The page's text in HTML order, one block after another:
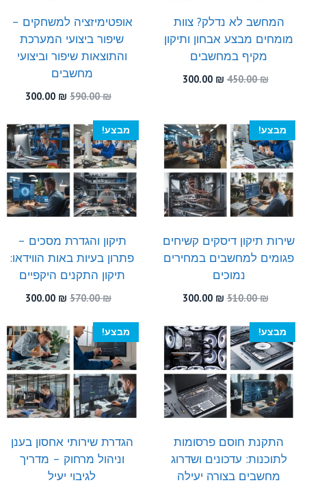
המחשב לא נדלק? צוות
מומחים מבצע אבחון ותיקון
מקיף במחשבים
450.00₪
המחיר
450.00 ₪.
300.00 ₪
300.00 ₪.
אופטימיזציה למשחקים –
שיפור ביצועי המערכת
והתוצאות שיפור וביצועי
מחשבים
590.00₪
המחיר
היה:
590.00 ₪.
300.00 ₪
המחיר
הוא:
300.00 ₪.
מבצע!
שירות תיקון דיסקים קשיחים
פגומים למחשבים במחירים
נמוכים
510.00₪
המחיר
היה:
510.00 ₪.
300.00 ₪
הוא:
300.00 ₪.
מבצע!
תיקון והגדרת מסכים –
פתרון בעיות באות הווידאו:
תיקון התקנים היקפיים
570.00₪
המחיר
היה:
570.00 ₪.
300.00 ₪
המחיר
הוא:
300.00 ₪.
מבצע!
התקנת חוסם פרסומות
לתוכנות: עדכונים ושדרוג
מחשבים בצורה יעילה
מבצע!
הגדרת שירותי אחסון בענן
וניהול מרחוק – מדריך
לגיבוי יעיל